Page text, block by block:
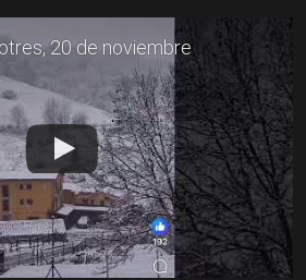
20 de noviembre